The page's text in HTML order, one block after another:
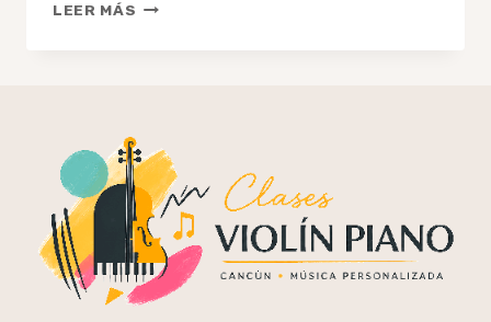
LEER MÁS COMO
TOCAR
LA
GUITARRA
Y
ELIMINAR
LA
TENSIÓN